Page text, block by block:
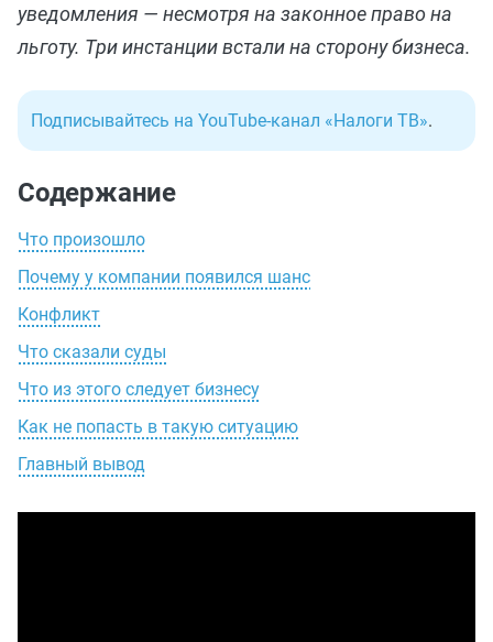
уведомления — несмотря на законное право на
льготу. Три инстанции встали на сторону бизнеса.
Подписывайтесь на YouTube-канал «Налоги ТВ».
Содержание
Что произошло
Почему у компании появился шанс
Конфликт
Что сказали суды
Что из этого следует бизнесу
Как не попасть в такую ситуацию
Главный вывод